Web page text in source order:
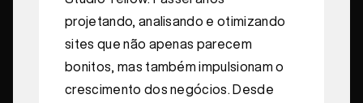
projetando, analisando e otimizando
sites que não apenas parecem
bonitos, mas também impulsionam o
crescimento dos negócios. Desde